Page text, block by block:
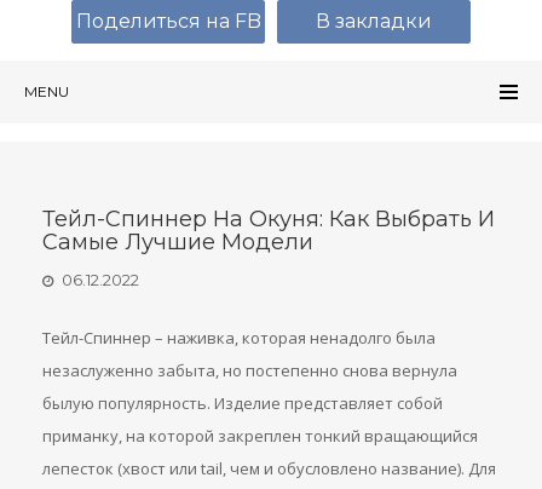
MENU
Тейл-Спиннер На Окуня: Как Выбрать И
Самые Лучшие Модели
06.12.2022
Тейл-Спиннер – наживка, которая ненадолго была
незаслуженно забыта, но постепенно снова вернула
былую популярность. Изделие представляет собой
приманку, на которой закреплен тонкий вращающийся
лепесток (хвост или tail, чем и обусловлено название). Для
Поделиться на FB В закладки